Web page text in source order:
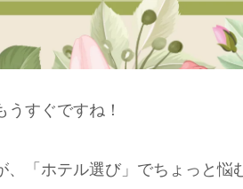
すぐですね！
「ホテル選び」でちょっと悩